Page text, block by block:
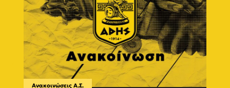
Ανακοινώσεις Α.Σ.